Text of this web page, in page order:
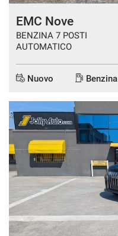
EMC Nove
BENZINA 7 POSTI
AUTOMATICO
Nuovo Benzina